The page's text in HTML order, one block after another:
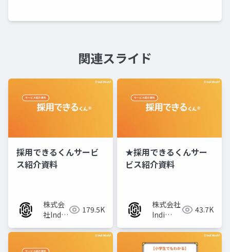
関連スライド
採用できるくんサービ
ス紹介資料
株式会
社Indi
179.5K
★採用できるくんサー
ビス紹介資料
株式会社
Indi
43.7K